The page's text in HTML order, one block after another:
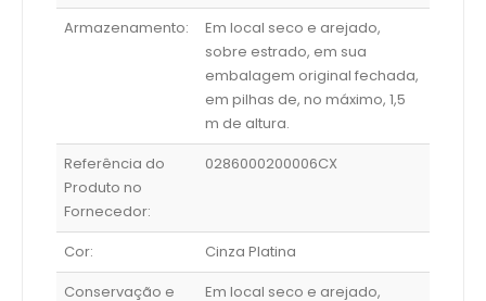
Armazenamento:
Em local seco e arejado,
sobre estrado, em sua
embalagem original fechada,
em pilhas de, no máximo, 1,5
m de altura.
Referência do
Produto no
Fornecedor:
0286000200006CX
Cor:
Cinza Platina
Conservação e
Em local seco e arejado,